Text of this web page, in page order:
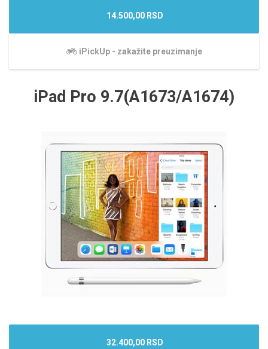
14.500,00 RSD
iPickUp - zakažite preuzimanje
iPad Pro 9.7(A1673/A1674)
32.400,00 RSD